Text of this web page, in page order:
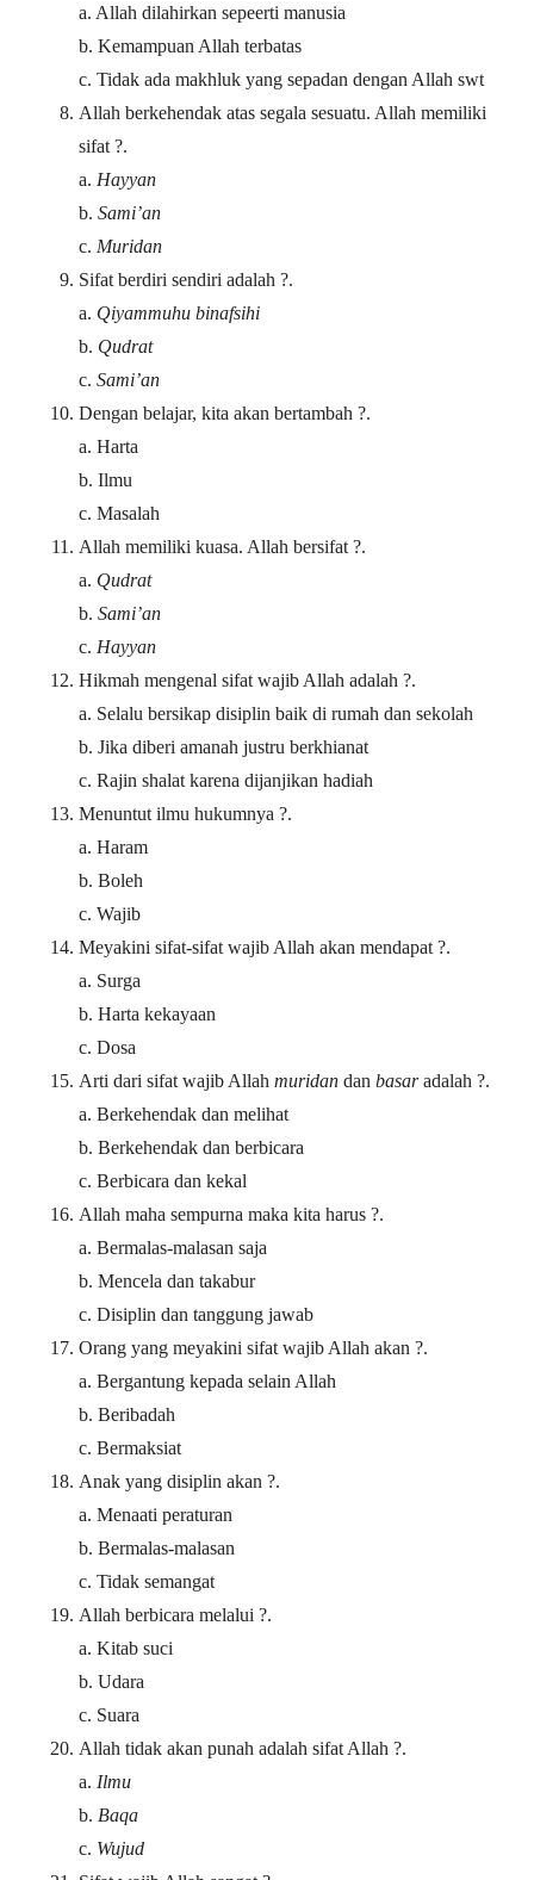
a. Allah dilahirkan sepeerti manusia
b. Kemampuan Allah terbatas
c. Tidak ada makhluk yang sepadan dengan Allah swt
Allah berkehendak atas segala sesuatu. Allah memiliki
sifat ?.
a. Hayyan
b.Sami’an
c. Muridan
Sifat berdiri sendiri adalah ?.
a. Qiyammuhu binafsihi
b. Qudrat
c.Sami’an
Dengan belajar, kita akan bertambah ?.
a. Harta
b. Ilmu
c. Masalah
Allah memiliki kuasa. Allah bersifat ?.
a. Qudrat
b.Sami’an
c. Hayyan
Hikmah mengenal sifat wajib Allah adalah ?.
a. Selalu bersikap disiplin baik di rumah dan sekolah
b. Jika diberi amanah justru berkhianat
c. Rajin shalat karena dijanjikan hadiah
Menuntut ilmu hukumnya ?.
a. Haram
b. Boleh
c. Wajib
Meyakini sifat-sifat wajib Allah akan mendapat ?.
a. Surga
b. Harta kekayaan
c. Dosa
Arti dari sifat wajib Allahmuridandanbasaradalah ?.
a. Berkehendak dan melihat
b. Berkehendak dan berbicara
c. Berbicara dan kekal
Allah maha sempurna maka kita harus ?.
a. Bermalas-malasan saja
b. Mencela dan takabur
c. Disiplin dan tanggung jawab
Orang yang meyakini sifat wajib Allah akan ?.
a. Bergantung kepada selain Allah
b. Beribadah
c. Bermaksiat
Anak yang disiplin akan ?.
a. Menaati peraturan
b. Bermalas-malasan
c. Tidak semangat
Allah berbicara melalui ?.
a. Kitab suci
b. Udara
c. Suara
Allah tidak akan punah adalah sifat Allah ?.
a. Ilmu
b. Baqa
c. Wujud